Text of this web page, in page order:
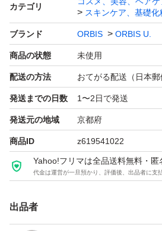
カテゴリ
スキンケア、基礎化
ブランド ORBIS ORBIS U.
商品の状態 未使用
配送の方法 おてがる配送（日本郵
発送までの日数 1〜2日で発送
発送元の地域 京都府
商品ID z619541022
Yahoo!フリマは全品送料無料・匿
代金は運営が一旦預かり、評価後、出品者に支
出品者